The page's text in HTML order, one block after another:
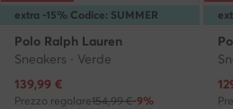
extra -15% Codice: SUMMER
Polo Ralph Lauren
Sneakers · Verde
Prezzo attuale
139,99 €
Prezzo regolare154,99 €-9%